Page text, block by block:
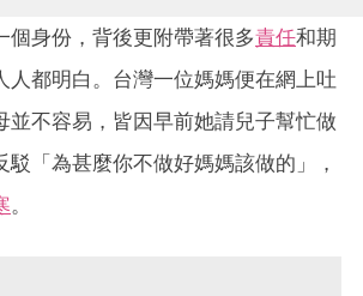
個身份，背後更附帶著很多責任和期
人都明白。台灣一位媽媽便在網上吐
並不容易，皆因早前她請兒子幫忙做
駁「為甚麼你不做好媽媽該做的」，
。